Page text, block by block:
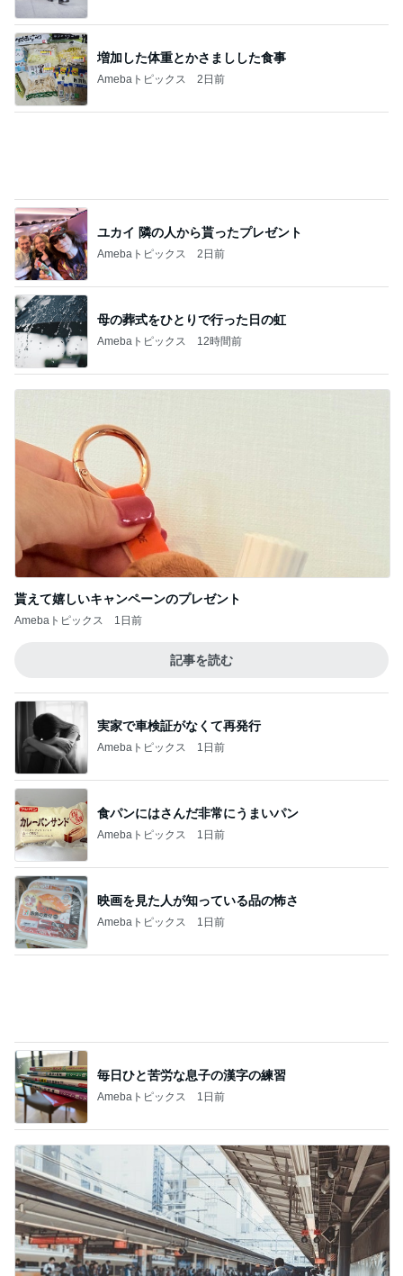
増加した体重とかさましした食事
Amebaトピックス 2日前
母の葬式をひとりで行った日の虹
Amebaトピックス 12時間前
貰えて嬉しいキャンペーンのプレゼント
Amebaトピックス 1日前
記事を読む
Amebaトピックス 1日前
食パンにはさんだ非常にうまいパン
Amebaトピックス 1日前
映画を見た人が知っている品の怖さ
Amebaトピックス 1日前
毎日ひと苦労な息子の漢字の練習
Amebaトピックス 1日前
彼に内緒で嘘をついた遠征の話
Amebaトピックス 20時間前
記事を読む